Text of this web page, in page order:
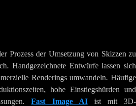
Prozess der Umsetzung von Skizzen zu
Handgezeichnete Entwürfe lassen sich
Renderings umwandeln. Häufige
hohe Einstiegshürden und
Fast Image AIist mit 3D-